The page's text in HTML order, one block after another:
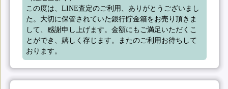
この度は、LINE査定のご利用、ありがとうございまし
た。大切に保管されていた銀行貯金箱をお売り頂きま
して、感謝申し上げます。金額にもご満足いただくこ
とができ、嬉しく存じます。またのご利用お待ちして
おります。